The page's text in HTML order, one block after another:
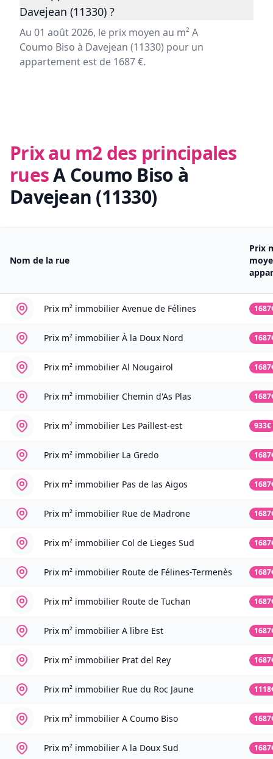
Davejean (11330) ?
Au 01 août 2026, le prix moyen au m² A
Coumo Biso à Davejean (11330) pour un
appartement est de 1687 €.
Prix au m2 des principales
ruesA Coumo Biso à
Davejean (11330)
Nom de la rue
Prix
Prix m² immobilier Avenue de Félines
Prix m² immobilier À la Doux Nord
Prix m² immobilier Al Nougairol
Prix m² immobilier Chemin d'As Plas
Prix m² immobilier Les Paillest-est 933€
Prix m² immobilier La Gredo
Prix m² immobilier Pas de las Aigos
Prix m² immobilier Rue de Madrone
Prix m² immobilier Col de Lieges Sud
Prix m² immobilier Route de Félines-Termenès
Prix m² immobilier Route de Tuchan
Prix m² immobilier A libre Est
Prix m² immobilier Prat del Rey
Prix m² immobilier Rue du Roc Jaune
Prix m² immobilier A Coumo Biso
Prix m² immobilier A la Doux Sud